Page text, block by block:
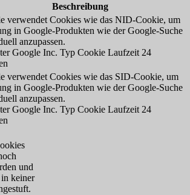
Beschreibung
verwendet Cookies wie das NID-Cookie, um
in Google-Produkten wie der Google-Suche
anzupassen.
Google Inc. Typ Cookie Laufzeit 24
verwendet Cookies wie das SID-Cookie, um
in Google-Produkten wie der Google-Suche
anzupassen.
Google Inc. Typ Cookie Laufzeit 24
und
keiner